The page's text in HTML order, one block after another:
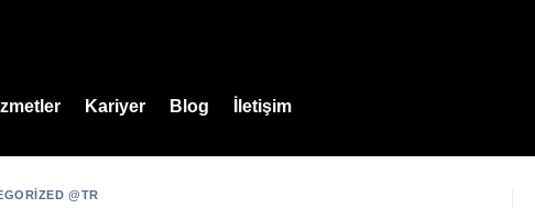
Kariyer Blog İletişim
@TR